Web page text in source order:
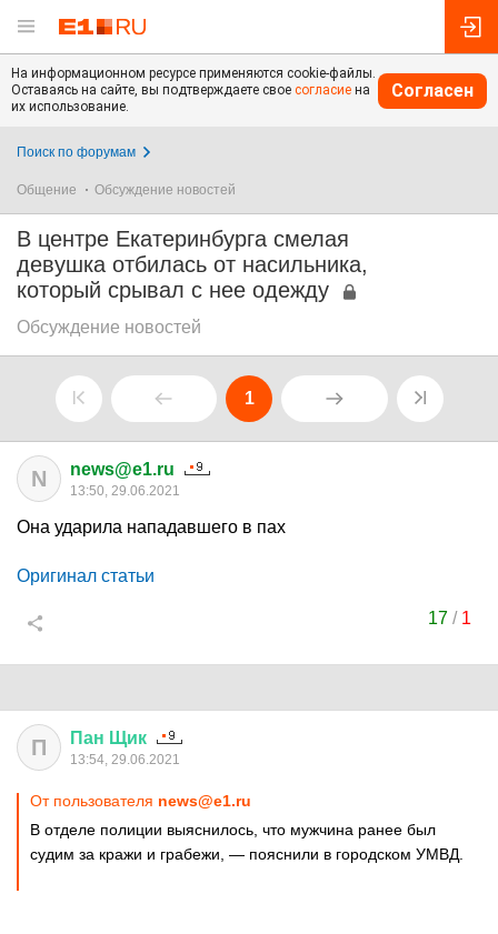
На информационном ресурсе применяются cookie-файлы.
Оставаясь на сайте, вы подтверждаете свое согласие на
их использование.
Согласен
Поиск по форумам
Общение Обсуждение новостей
В центре Екатеринбурга смелая
девушка отбилась от насильника,
который срывал с нее одежду
Обсуждение новостей
1
N news@e1.ru
13:50, 29.06.2021
Она ударила нападавшего в пах
Оригинал статьи
17 / 1
П Пан Щик
13:54, 29.06.2021
От пользователя news@e1.ru
В отделе полиции выяснилось, что мужчина ранее был
судим за кражи и грабежи, — пояснили в городском УМВД.